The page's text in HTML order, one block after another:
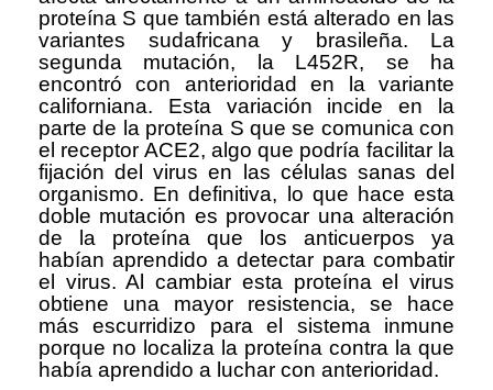
proteína S que también está alterado en las
variantes sudafricana y brasileña. La
segunda mutación, la L452R, se ha
encontró con anterioridad en la variante
californiana. Esta variación incide en la
parte de la proteína S que se comunica con
el receptor ACE2, algo que podría facilitar la
fijación del virus en las células sanas del
organismo. En definitiva, lo que hace esta
doble mutación es provocar una alteración
de la proteína que los anticuerpos ya
habían aprendido a detectar para combatir
el virus. Al cambiar esta proteína el virus
obtiene una mayor resistencia, se hace
más escurridizo para el sistema inmune
porque no localiza la proteína contra la que
había aprendido a luchar con anterioridad.